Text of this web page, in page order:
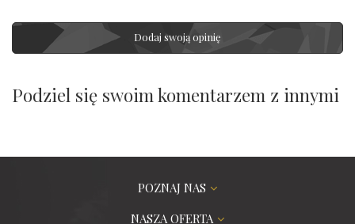
Dodaj swoją opinię
Podziel się swoim komentarzem z innymi
POZNAJ NAS
NASZA OFERTA